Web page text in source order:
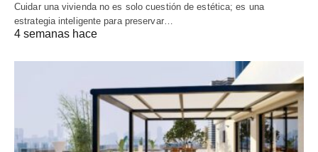
Cuidar una vivienda no es solo cuestión de estética; es una
estrategia inteligente para preservar…
4 semanas hace